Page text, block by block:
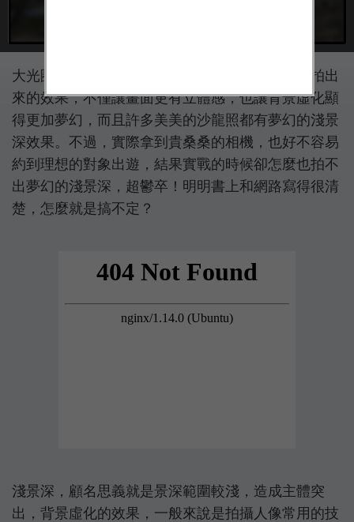
大光圈、淺景深，是很多人在拍人像的時候最想拍出
來的效果，不僅讓畫面更有立體感，也讓背景虛化顯
得更加夢幻，而且許多美美的沙龍照都有夢幻的淺景
深效果。不過，實際拿到貴桑桑的相機，也好不容易
約到理想的對象出遊，結果實戰的時候卻怎麼也拍不
出夢幻的淺景深，超鬱卒！明明書上和網路寫得很清
楚，怎麼就是搞不定？
淺景深，顧名思義就是景深範圍較淺，造成主體突
出，背景虛化的效果，一般來說是拍攝人像常用的技